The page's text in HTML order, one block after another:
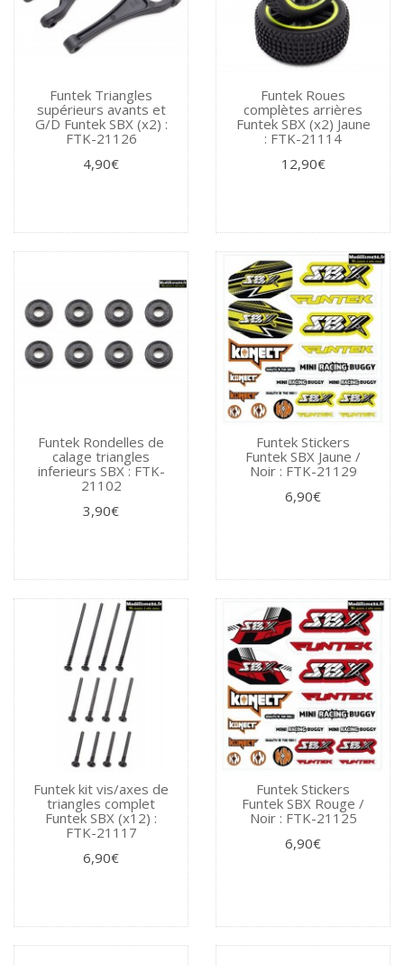
Funtek Triangles
supérieurs avants et
G/D Funtek SBX (x2) :
FTK-21126
4,90€
Funtek Roues
complètes arrières
Funtek SBX (x2) Jaune
: FTK-21114
12,90€
Funtek Rondelles de
calage triangles
inferieurs SBX : FTK-
21102
3,90€
Funtek Stickers
Funtek SBX Jaune /
Noir : FTK-21129
6,90€
Funtek kit vis/axes de
triangles complet
Funtek SBX (x12) :
FTK-21117
6,90€
Funtek Stickers
Funtek SBX Rouge /
Noir : FTK-21125
6,90€